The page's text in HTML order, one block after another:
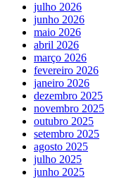
julho 2026
junho 2026
maio 2026
abril 2026
março 2026
fevereiro 2026
janeiro 2026
dezembro 2025
novembro 2025
outubro 2025
setembro 2025
agosto 2025
julho 2025
junho 2025